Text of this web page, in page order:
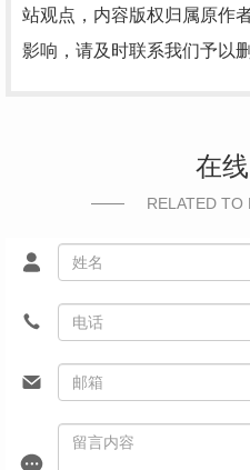
站观点，内容版权归属原作
影响，请及时联系我们予以
在
RELATED TO